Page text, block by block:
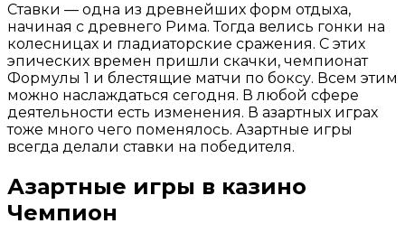
Ставки — одна из древнейших форм отдыха,
начиная с древнего Рима. Тогда велись гонки на
колесницах и гладиаторские сражения. С этих
эпических времен пришли скачки, чемпионат
Формулы 1 и блестящие матчи по боксу. Всем этим
можно наслаждаться сегодня. В любой сфере
деятельности есть изменения. В азартных играх
тоже много чего поменялось. Азартные игры
всегда делали ставки на победителя.
Азартные игры в казино
Чемпион